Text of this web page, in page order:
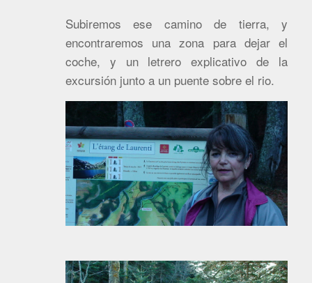
Subiremos ese camino de tierra, y
encontraremos una zona para dejar el
coche, y un letrero explicativo de la
excursión junto a un puente sobre el rio.